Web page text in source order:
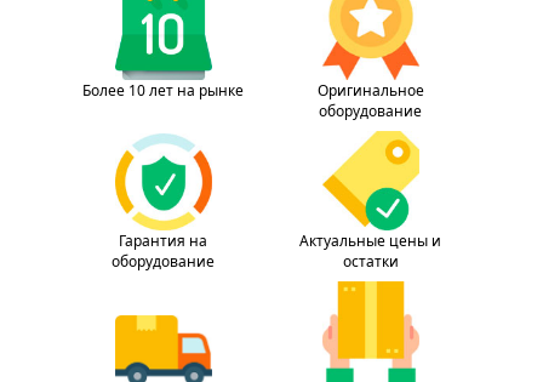
Более 10 лет на рынке
Оригинальное
оборудование
Гарантия на
оборудование
Актуальные цены и
остатки